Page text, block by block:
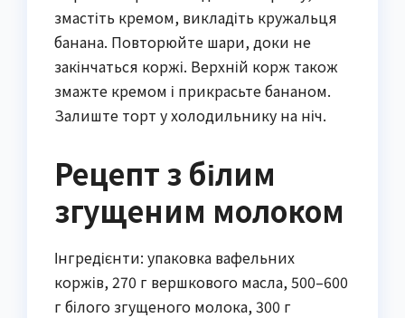
змастіть кремом, викладіть кружальця
банана. Повторюйте шари, доки не
закінчаться коржі. Верхній корж також
змажте кремом і прикрасьте бананом.
Залиште торт у холодильнику на ніч.
Рецепт з білим
згущеним молоком
Інгредієнти: упаковка вафельних
коржів, 270 г вершкового масла, 500–600
г білого згущеного молока, 300 г